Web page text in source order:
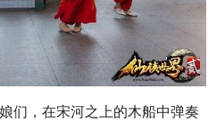
，在宋河之上的木船中弹奏